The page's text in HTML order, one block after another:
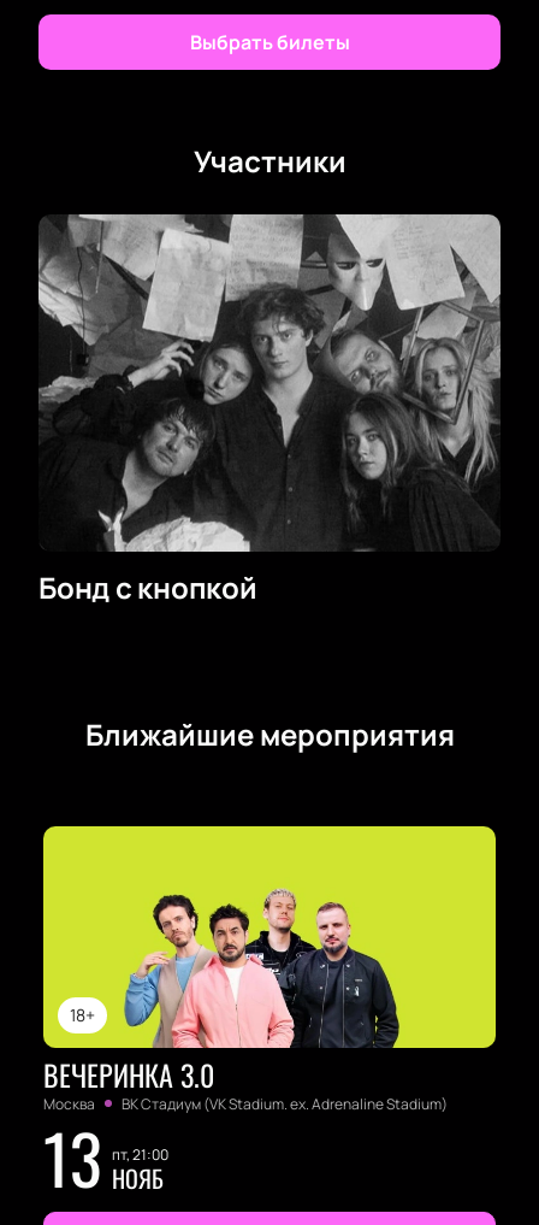
Выбрать билеты
Участники
Бонд с кнопкой
Ближайшие мероприятия
18+
ВЕЧЕРИНКА 3.0
Москва ВК Стадиум (VK Stadium. ex. Adrenaline Stadium)
13 пт, 21:00
НОЯБ